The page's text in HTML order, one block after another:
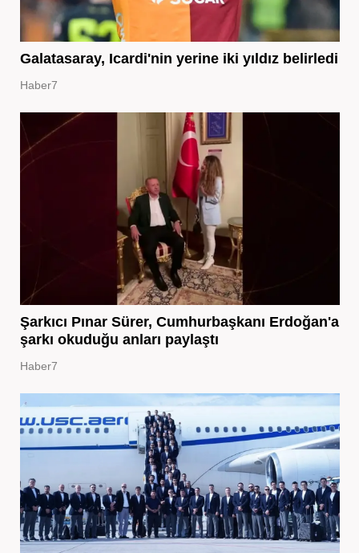
Galatasaray, Icardi'nin yerine iki yıldız belirledi
Haber7
Şarkıcı Pınar Sürer, Cumhurbaşkanı Erdoğan'a
şarkı okuduğu anları paylaştı
Haber7